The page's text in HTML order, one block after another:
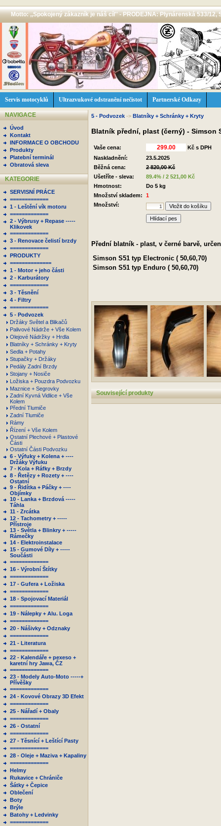
Motto: ,,Spokojený zákazník je náš cíl'' - PRODEJNA: Plynárenská 533/12,
Servis motocyklů Ultrazvukové odstranění nečistot Partnerské Odkazy
NAVIGACE
Úvod
Kontakt
INFORMACE O OBCHODU
Produkty
Platební terminál
Obratová sleva
KATEGORIE
SERVISNÍ PRÁCE
=============
1 - Leštění vík motoru
=============
2 - Výbrusy + Repase -----
Klikovek
=============
3 - Renovace čelistí brzdy
=============
PRODUKTY
==============
1 - Motor + jeho části
2 - Karburátory
=============
3 - Těsnění
4 - Filtry
=============
5 - Podvozek
Držáky Světel a Blikačů
Palivové Nádrže + Vše Kolem
Olejové Nádržky + Hrdla
Blatníky + Schránky + Kryty
Sedla + Potahy
Stupačky + Držáky
Pedály Zadní Brzdy
Stojany + Nosiče
Ložiska + Pouzdra Podvozku
Maznice + Segrovky
Zadní Kyvná Vidlice + Vše
Kolem
Přední Tlumiče
Zadní Tlumiče
Rámy
Řízení + Vše Kolem
Ostatní Plechové + Plastové
Části
Ostatní Části Podvozku
6 - Výfuky + Kolena + ----
Držáky Výfuku
7 - Kola + Ráfky + Brzdy
8 - Řetězy + Rozety + ----
Ostatní
9 - Řidítka + Páčky + ----
Objímky
10 - Lanka + Brzdová -----
Táhla
11 - Zrcátka
12 - Tachometry + -----
Přístroje
13 - Světla + Blinkry + -----
Rámečky
14 - Elektroinstalace
15 - Gumové Díly + -----
Součásti
=============
16 - Výrobní Štítky
=============
17 - Gufera + Ložiska
=============
18 - Spojovací Materiál
=============
19 - Nálepky + Alu. Loga
=============
20 - Nášivky + Odznaky
=============
21 - Literatura
=============
22 - Kalendáře + pexeso +
karetní hry Jawa, ČZ
=============
23 - Modely Auto-Moto -----+
Přívěšky
=============
24 - Kovové Obrazy 3D Efekt
=============
25 - Nářadí + Obaly
=============
26 - Ostatní
=============
27 - Těsnící + Leštící Pasty
=============
28 - Oleje + Maziva + Kapaliny
=============
Helmy
Rukavice + Chrániče
Šátky + Čepice
Oblečení
Boty
Brýle
Batohy + Ledvinky
=============
5 - Podvozek -> Blatníky + Schránky + Kryty
Blatník přední, plast (černý) - Simson
Vaše cena:
Kč s DPH
Naskladnění:
23.5.2025
Běžná cena:
2 820,00 Kč
Ušetříte - sleva:
89.4% / 2 521,00 Kč
Hmotnost:
Do 5 kg
Množství skladem:
1
Množství:
Hlídací pes
Přední blatník - plast, v černé barvě,
Simson S51 typ Electronic ( 50,60,70)
Simson S51 typ Enduro ( 50,60,70)
Související produkty